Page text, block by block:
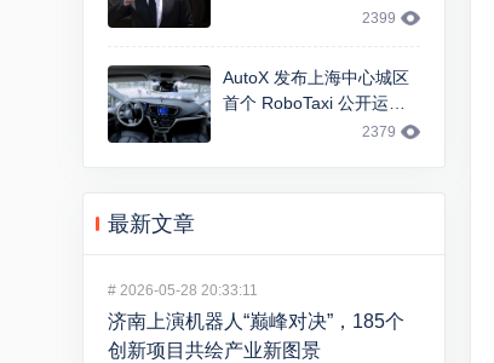
2399
AutoX 发布上海中心城区
首个 RoboTaxi 公开运
营，基于 FCA 大捷龙车型
2379
最新文章
# 2026-05-28 20:33:11
济南上演机器人“巅峰对决”，185个
创新项目共绘产业新图景